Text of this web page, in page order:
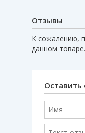
Отзывы
К сожалению,
данном
Оставить